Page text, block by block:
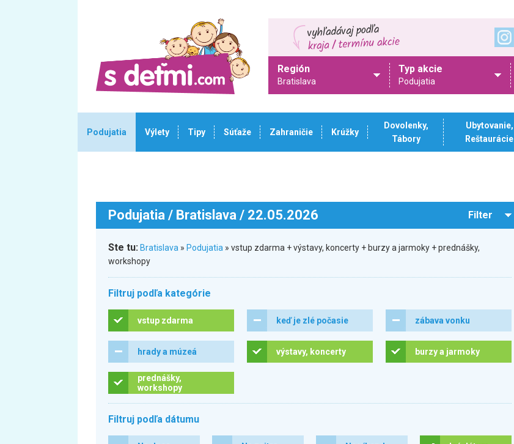
Región
Bratislava
Typ akcie
Podujatia
Podujatia Výlety Tipy Súťaže Zahraničie Krúžky
Dovolenky,
Tábory
Ubytovanie,
Reštaurácie
Podujatia / Bratislava / 22.05.2026 Filter
Ste tu: Bratislava » Podujatia » vstup zdarma + výstavy, koncerty + burzy a jarmoky + prednášky,
workshopy
Filtruj podľa kategórie
vstup zdarma keď je zlé počasie zábava vonku
hrady a múzeá výstavy, koncerty burzy a jarmoky
prednášky,
workshopy
Filtruj podľa dátumu